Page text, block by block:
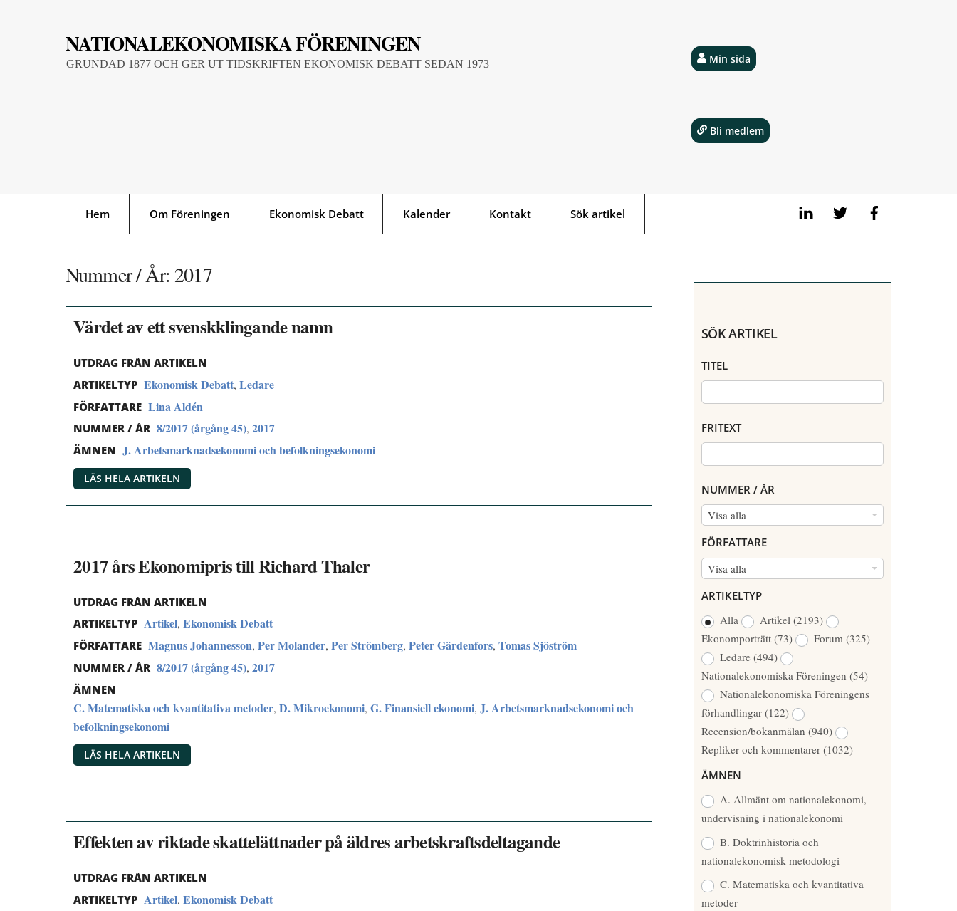
NATIONALEKONOMISKA FÖRENINGEN
GRUNDAD 1877 OCH GER UT TIDSKRIFTEN EKONOMISK DEBATT SEDAN 1973
LinkedIn Twitter
Hem Om Föreningen Ekonomisk Debatt Kalender Kontakt Sök artikel
Min sida
Bli medlem
Nummer / År: 2017
Värdet av ett svenskklingande namn
UTDRAG FRÅN ARTIKELN
ARTIKELTYP Ekonomisk Debatt, Ledare
FÖRFATTARE Lina Aldén
NUMMER / ÅR 8/2017 (årgång 45), 2017
ÄMNEN J. Arbetsmarknadsekonomi och befolkningsekonomi
LÄS HELA ARTIKELN
2017 års Ekonomipris till Richard Thaler
UTDRAG FRÅN ARTIKELN
ARTIKELTYP Artikel, Ekonomisk Debatt
FÖRFATTARE Magnus Johannesson, Per Molander, Per Strömberg, Peter Gärdenfors, Tomas Sjöström
NUMMER / ÅR 8/2017 (årgång 45), 2017
ÄMNEN
C. Matematiska och kvantitativa metoder, D. Mikroekonomi, G. Finansiell ekonomi, J. Arbetsmarknadsekonomi och
befolkningsekonomi
LÄS HELA ARTIKELN
Effekten av riktade skattelättnader på äldres arbetskraftsdeltagande
UTDRAG FRÅN ARTIKELN
ARTIKELTYP Artikel, Ekonomisk Debatt
SÖK ARTIKEL
TITEL
FRITEXT
NUMMER / ÅR
Visa alla
N
M
M
/
Å
R
FÖRFATTARE
Visa alla
R
F
A
T
T
A
R
E
ARTIKELTYP
Alla
Artikel (2193)
Ekonomporträtt (73) Forum (325)
Ledare (494)
Nationalekonomiska Föreningen (54)
Nationalekonomiska Föreningens
förhandlingar (122)
Recension/bokanmälan (940)
Repliker och kommentarer (1032)
ÄMNEN
A. Allmänt om nationalekonomi,
undervisning i nationalekonomi
B. Doktrinhistoria och
nationalekonomisk metodologi
C. Matematiska och kvantitativa
metoder